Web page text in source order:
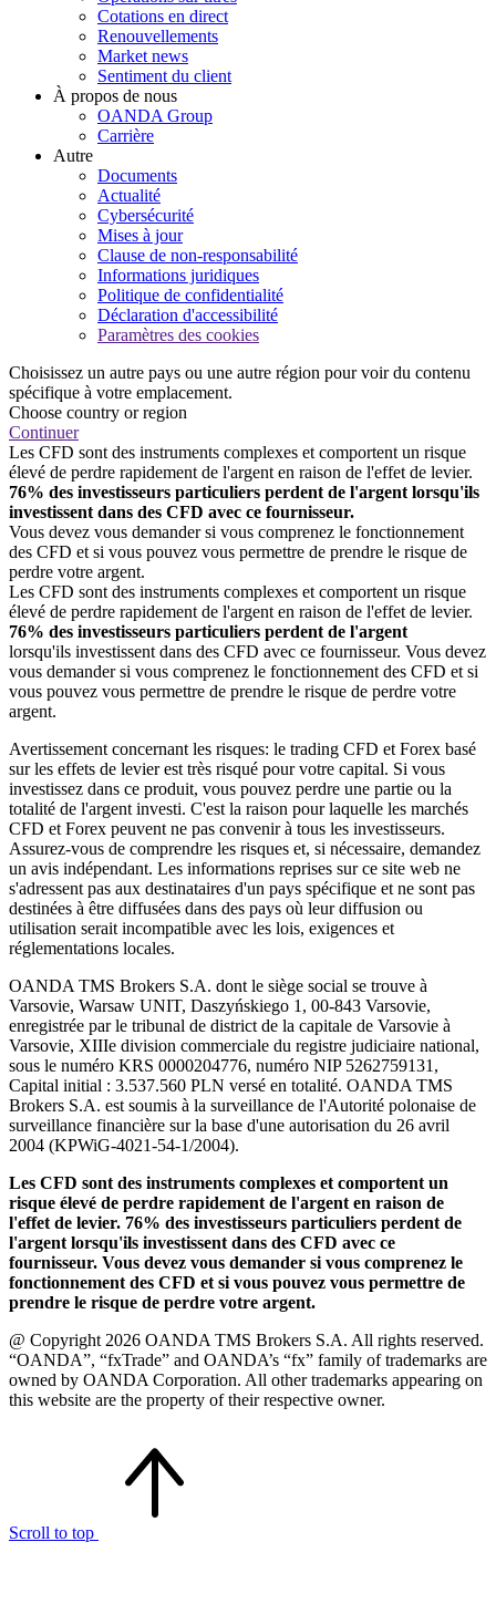
Cotations en direct
Renouvellements
Market news
Sentiment du client
À propos de nous
OANDA Group
Carrière
Autre
Documents
Actualité
Cybersécurité
Mises à jour
Clause de non-responsabilité
Informations juridiques
Politique de confidentialité
Déclaration d'accessibilité
Paramètres des cookies
Choisissez un autre pays ou une autre région pour voir du contenu
spécifique à votre emplacement.
Choose country or region
Continuer
Les CFD sont des instruments complexes et comportent un risque
élevé de perdre rapidement de l'argent en raison de l'effet de levier.
76% des investisseurs particuliers perdent de l'argent lorsqu'ils
investissent dans des CFD avec ce fournisseur.
Vous devez vous demander si vous comprenez le fonctionnement
des CFD et si vous pouvez vous permettre de prendre le risque de
perdre votre argent.
Les CFD sont des instruments complexes et comportent un risque
élevé de perdre rapidement de l'argent en raison de l'effet de levier.
76% des investisseurs particuliers perdent de l'argent
lorsqu'ils investissent dans des CFD avec ce fournisseur. Vous devez
vous demander si vous comprenez le fonctionnement des CFD et si
vous pouvez vous permettre de prendre le risque de perdre votre
argent.
Avertissement concernant les risques: le trading CFD et Forex basé
sur les effets de levier est très risqué pour votre capital. Si vous
investissez dans ce produit, vous pouvez perdre une partie ou la
totalité de l'argent investi. C'est la raison pour laquelle les marchés
CFD et Forex peuvent ne pas convenir à tous les investisseurs.
Assurez-vous de comprendre les risques et, si nécessaire, demandez
un avis indépendant. Les informations reprises sur ce site web ne
s'adressent pas aux destinataires d'un pays spécifique et ne sont pas
destinées à être diffusées dans des pays où leur diffusion ou
utilisation serait incompatible avec les lois, exigences et
réglementations locales.
OANDA TMS Brokers S.A. dont le siège social se trouve à
Varsovie, Warsaw UNIT, Daszyńskiego 1, 00-843 Varsovie,
enregistrée par le tribunal de district de la capitale de Varsovie à
Varsovie, XIIIe division commerciale du registre judiciaire national,
sous le numéro KRS 0000204776, numéro NIP 5262759131,
Capital initial : 3.537.560 PLN versé en totalité. OANDA TMS
Brokers S.A. est soumis à la surveillance de l'Autorité polonaise de
surveillance financière sur la base d'une autorisation du 26 avril
2004 (KPWiG-4021-54-1/2004).
Les CFD sont des instruments complexes et comportent un
risque élevé de perdre rapidement de l'argent en raison de
l'effet de levier. 76% des investisseurs particuliers perdent de
l'argent lorsqu'ils investissent dans des CFD avec ce
fournisseur. Vous devez vous demander si vous comprenez le
fonctionnement des CFD et si vous pouvez vous permettre de
prendre le risque de perdre votre argent.
@ Copyright 2026 OANDA TMS Brokers S.A. All rights reserved.
“OANDA”, “fxTrade” and OANDA’s “fx” family of trademarks are
owned by OANDA Corporation. All other trademarks appearing on
this website are the property of their respective owner.
Scroll to top